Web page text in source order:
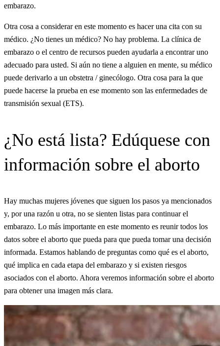
embarazo.
Otra cosa a considerar en este momento es hacer una cita con su
médico. ¿No tienes un médico? No hay problema. La clínica de
embarazo o el centro de recursos pueden ayudarla a encontrar uno
adecuado para usted. Si aún no tiene a alguien en mente, su médico
puede derivarlo a un obstetra / ginecólogo. Otra cosa para la que
puede hacerse la prueba en ese momento son las enfermedades de
transmisión sexual (ETS).
¿No está lista? Edúquese con
información sobre el aborto
Hay muchas mujeres jóvenes que siguen los pasos ya mencionados
y, por una razón u otra, no se sienten listas para continuar el
embarazo. Lo más importante en este momento es reunir todos los
datos sobre el aborto que pueda para que pueda tomar una decisión
informada. Estamos hablando de preguntas como qué es el aborto,
qué implica en cada etapa del embarazo y si existen riesgos
asociados con el aborto. Ahora veremos información sobre el aborto
para obtener una imagen más clara.